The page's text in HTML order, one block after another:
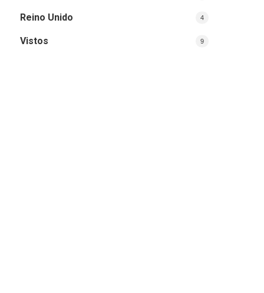
Reino Unido 4
Vistos 9